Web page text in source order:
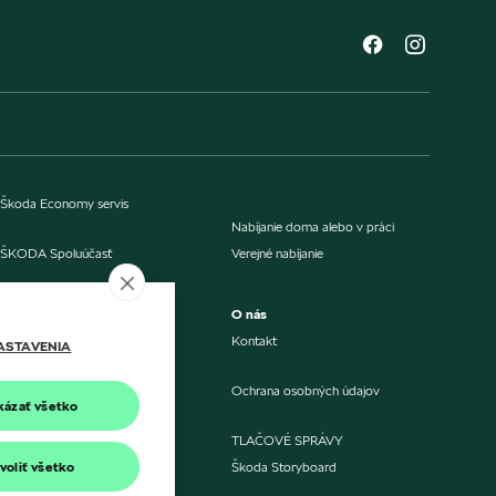
Škoda Economy servis
ŠKODA Spoluúčasť
eMobilita od značky Škoda
Porovnanie nákladov
Aktualizácia softvéru
Nabíjanie doma alebo v práci
Verejné nabíjanie
O nás
Kontakt
Ochrana osobných údajov
TLAČOVÉ SPRÁVY
Škoda Storyboard
všetko
všetko